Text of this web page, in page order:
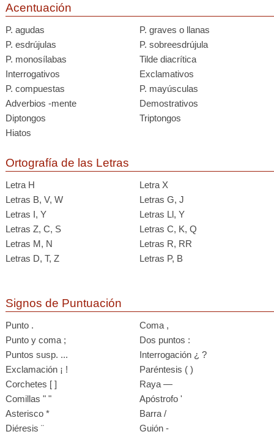
Acentuación
P. agudas
P. graves o llanas
P. esdrújulas
P. sobreesdrújula
P. monosílabas
Tilde diacrítica
Interrogativos
Exclamativos
P. compuestas
P. mayúsculas
Adverbios -mente
Demostrativos
Diptongos
Triptongos
Hiatos
Ortografía de las Letras
Letra H
Letra X
Letras B, V, W
Letras G, J
Letras I, Y
Letras Ll, Y
Letras Z, C, S
Letras C, K, Q
Letras M, N
Letras R, RR
Letras D, T, Z
Letras P, B
Signos de Puntuación
Punto .
Coma ,
Punto y coma ;
Dos puntos :
Puntos susp. ...
Interrogación ¿ ?
Exclamación ¡ !
Paréntesis ( )
Corchetes [ ]
Raya —
Comillas " "
Apóstrofo '
Asterisco *
Barra /
Diéresis ¨
Guión -